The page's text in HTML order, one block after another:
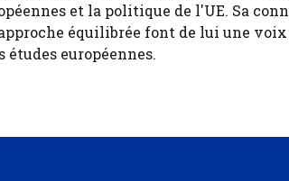
et la politique de l'UE. Sa
équilibrée font de lui une voix
études européennes.